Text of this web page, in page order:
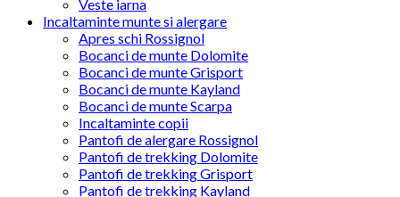
Veste iarna
Incaltaminte munte si alergare
Apres schi Rossignol
Bocanci de munte Dolomite
Bocanci de munte Grisport
Bocanci de munte Kayland
Bocanci de munte Scarpa
Incaltaminte copii
Pantofi de alergare Rossignol
Pantofi de trekking Dolomite
Pantofi de trekking Grisport
Pantofi de trekking Kayland